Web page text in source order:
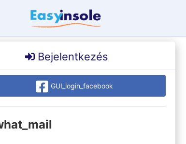
Bejelentkezés
GUI_login_facebook